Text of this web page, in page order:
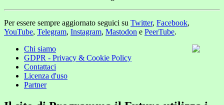
Per essere sempre aggiornato seguici su Twitter, Facebook,
YouTube, Telegram, Instagram, Mastodon e PeerTube.
Chi siamo
GDPR - Privacy & Cookie Policy
Contattaci
Licenza d'uso
Partner